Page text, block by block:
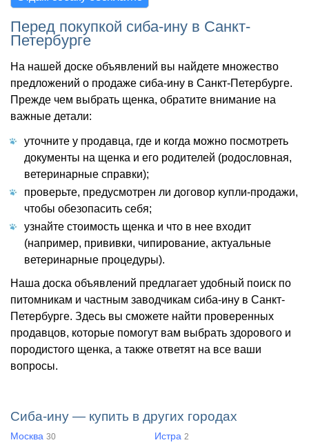
Перед покупкой сиба-ину в Санкт-
Петербурге
На нашей доске объявлений вы найдете множество
предложений о продаже сиба-ину в Санкт-Петербурге.
Прежде чем выбрать щенка, обратите внимание на
важные детали:
уточните у продавца, где и когда можно посмотреть
документы на щенка и его родителей (родословная,
ветеринарные справки);
проверьте, предусмотрен ли договор купли-продажи,
чтобы обезопасить себя;
узнайте стоимость щенка и что в нее входит
(например, прививки, чипирование, актуальные
ветеринарные процедуры).
Наша доска объявлений предлагает удобный поиск по
питомникам и частным заводчикам сиба-ину в Санкт-
Петербурге. Здесь вы сможете найти проверенных
продавцов, которые помогут вам выбрать здорового и
породистого щенка, а также ответят на все ваши
вопросы.
Сиба-ину — купить в других городах
Москва 30 Истра 2